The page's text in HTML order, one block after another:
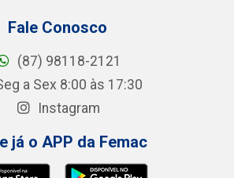
Fale Conosco
(87) 98118-2121
a Sex 8:00 às 17:30
Instagram
já o APP da Femac